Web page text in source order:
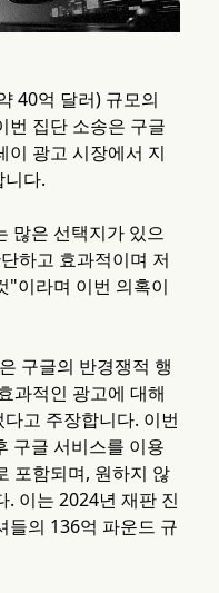
40억 달러) 규모의
번 집단 소송은 구글
이 광고 시장에서 지
다.
많은 선택지가 있으
하고 효과적이며 저
"이라며 이번 의혹이
구글의 반경쟁적 행
과적인 광고에 대해
고 주장합니다. 이번
구글 서비스를 이용
포함되며, 원하지 않
. 이는 2024년 재판 진
들의 136억 파운드 규